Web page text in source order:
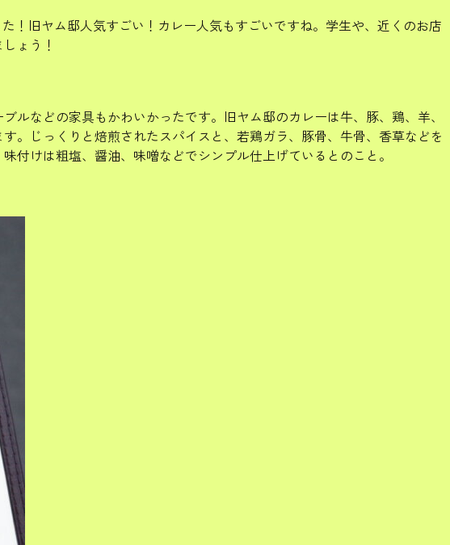
！旧ヤム邸人気すごい！カレー人気もすごいですね。学生や、近くのお店
ょう！
などの家具もかわいかったです。旧ヤム邸のカレーは牛、豚、鶏、羊、
。じっくりと焙煎されたスパイスと、若鶏ガラ、豚骨、牛骨、香草などを
付けは粗塩、醤油、味噌などでシンプル仕上げているとのこと。